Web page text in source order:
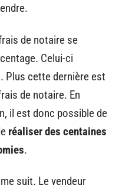
de notaire se
Celui-ci
Plus cette dernière est
de notaire. En
il est donc possible de
réaliser des centaines
.
suit. Le vendeur